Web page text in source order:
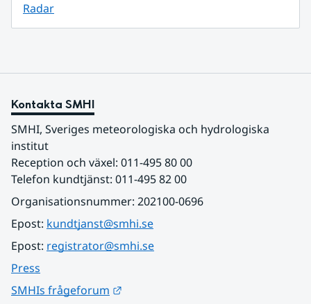
Radar
Kontakta SMHI
SMHI, Sveriges meteorologiska och hydrologiska
institut
Reception och växel: 011-495 80 00
Telefon kundtjänst: 011-495 82 00
Organisationsnummer: 202100-0696
Epost: kundtjanst@smhi.se
Epost: registrator@smhi.se
Press
SMHIs frågeforum